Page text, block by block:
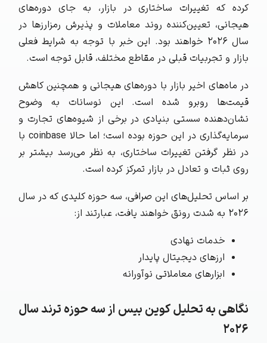
کرده که تغییرات ساختاری در بازار، به جای دوره‌های
هیجانی، تعیین‌کننده روند معاملات و پذیرش رمزارزها در
سال ۲۰۲۶ خواهند بود. این خبر با توجه به شرایط فعلی
بازار و تجربیات قبلی در مقاطع مختلف، قابل توجه است.
در ماه‌های اخیر بازار با دوره‌های هیجانی و همچنین کاهش
قیمت‌ها روبرو شده است. این نوسانات به وضوح
نشان‌دهنده سستی بنیادی در برخی از شیوه‌های تجارت و
سرمایه‌گذاری در این حوزه بوده است؛ اما حالا coinbase با
در نظر گرفتن تغییرات ساختاری، به نظر می‌رسد بیشتر بر
روی ثبات و تعادل در بازار تمرکز کرده است.
بر اساس تحلیل‌های این صرافی، سه حوزه کلیدی که در سال
۲۰۲۶ به شدت رونق خواهند یافت، عبارتند از:
خدمات نهادی
ارزهای دیجیتال پایدار
ابزارهای معاملاتی نوآورانه
نگاهی به تحلیل کوین بیس از سه حوزه ترند سال
۲۰۲۶